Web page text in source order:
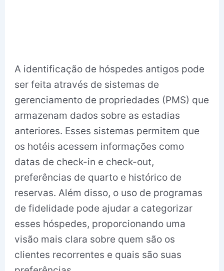
A identificação de hóspedes antigos pode
ser feita através de sistemas de
gerenciamento de propriedades (PMS) que
armazenam dados sobre as estadias
anteriores. Esses sistemas permitem que
os hotéis acessem informações como
datas de check-in e check-out,
preferências de quarto e histórico de
reservas. Além disso, o uso de programas
de fidelidade pode ajudar a categorizar
esses hóspedes, proporcionando uma
visão mais clara sobre quem são os
clientes recorrentes e quais são suas